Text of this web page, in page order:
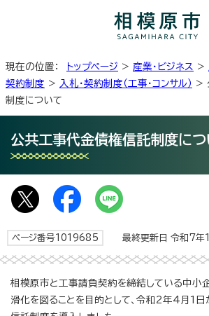
現在の位置： トップページ > 産業・ビジネス >
契約制度 > 入札・契約制度（工事・コンサル） >
制度について
公共工事代金債権信託制度につ
ページ番号1019685 最終更新日 令和7年
相模原市と工事請負契約を締結している中小
滑化を図ることを目的として、令和2年4月1